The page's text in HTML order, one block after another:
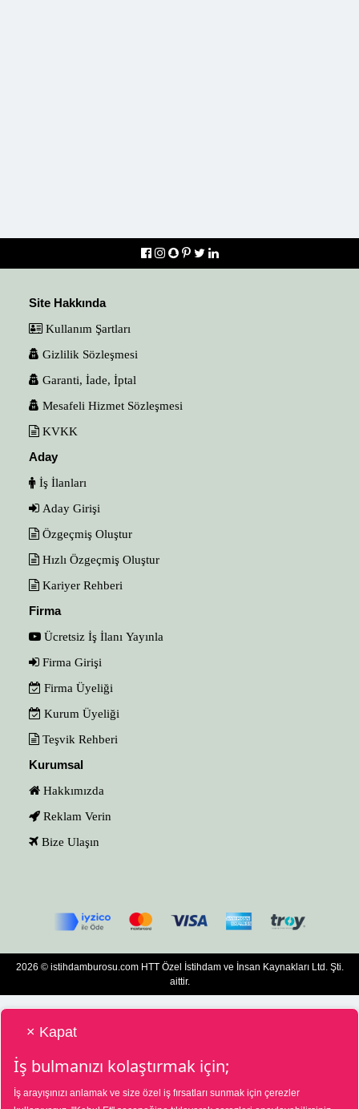
Site Hakkında
Kullanım Şartları
Gizlilik Sözleşmesi
Garanti, İade, İptal
Mesafeli Hizmet Sözleşmesi
KVKK
Aday
İş İlanları
Aday Girişi
Özgeçmiş Oluştur
Hızlı Özgeçmiş Oluştur
Kariyer Rehberi
Firma
Ücretsiz İş İlanı Yayınla
Firma Girişi
Firma Üyeliği
Kurum Üyeliği
Teşvik Rehberi
Kurumsal
Hakkımızda
Reklam Verin
Bize Ulaşın
2026 © istihdamburosu.com HTT Özel İstihdam ve İnsan Kaynakları Ltd. Şti.
aittir.
HTT Bilgisayar Eğitim Destek Özel İstihdam ve İnsan Kaynakları Hizmetleri Tic.
× Kapat
İş bulmanızı kolaştırmak için;
İş arayışınızı anlamak ve size özel iş fırsatları sunmak için çerezler